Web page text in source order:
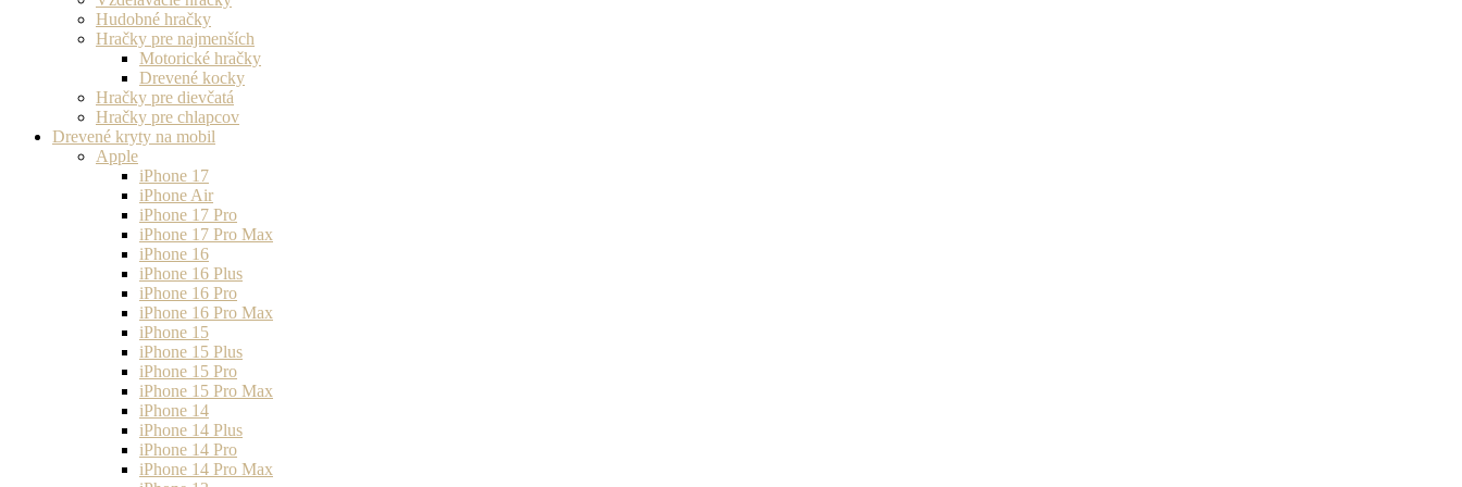
Hudobné hračky
Hračky pre najmenších
Motorické hračky
Drevené kocky
Hračky pre dievčatá
Hračky pre chlapcov
Drevené kryty na mobil
Apple
iPhone 17
iPhone Air
iPhone 17 Pro
iPhone 17 Pro Max
iPhone 16
iPhone 16 Plus
iPhone 16 Pro
iPhone 16 Pro Max
iPhone 15
iPhone 15 Plus
iPhone 15 Pro
iPhone 15 Pro Max
iPhone 14
iPhone 14 Plus
iPhone 14 Pro
iPhone 14 Pro Max